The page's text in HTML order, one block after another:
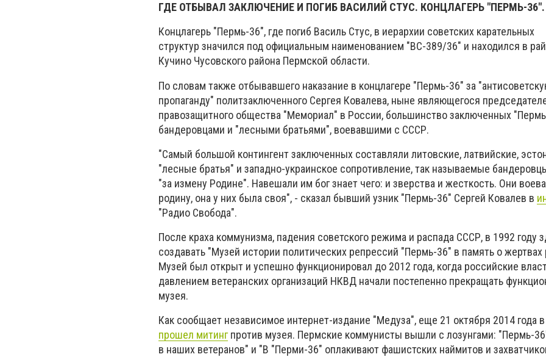
ГДЕ ОТБЫВАЛ ЗАКЛЮЧЕНИЕ И ПОГИБ ВАСИЛИЙ СТУС. КОНЦЛАГЕРЬ "ПЕРМЬ-36".
Концлагерь "Пермь-36", где погиб Василь Стус, в иерархии советских карательных
структур значился под официальным наименованием "ВС-389/36" и находился в
Кучино Чусовского района Пермской области.
По словам также отбывавшего наказание в концлагере "Пермь-36" за
пропаганду" политзаключенного Сергея Ковалева, ныне являющегося
правозащитного общества "Мемориал" в России, большинство заключенных
бандеровцами и "лесными братьями", воевавшими с СССР.
"Самый большой контингент заключенных составляли литовские, латвийские,
"лесные братья" и западно-украинское сопротивление, так называемые
"за измену Родине". Навешали им бог знает чего: и зверства и жесткость. Они
родину, она у них была своя", - сказал бывший узник "Пермь-36" Сергей Ковалев в
"Радио Свобода".
После краха коммунизма, падения советского режима и распада СССР, в 1992 году
создавать "Музей истории политических репрессий "Пермь-36" в память о
Музей был открыт и успешно функционировал до 2012 года, когда российские
давлением ветеранских организаций НКВД начали постепенно прекращать
музея.
Как сообщает независимое интернет-издание "Медуза", еще 21 октября 2014 года
прошел митингпротив музея. Пермские коммунисты вышли с лозунгами: "Пермь-
в наших ветеранов" и "В "Перми-36" оплакивают фашистских наймитов и